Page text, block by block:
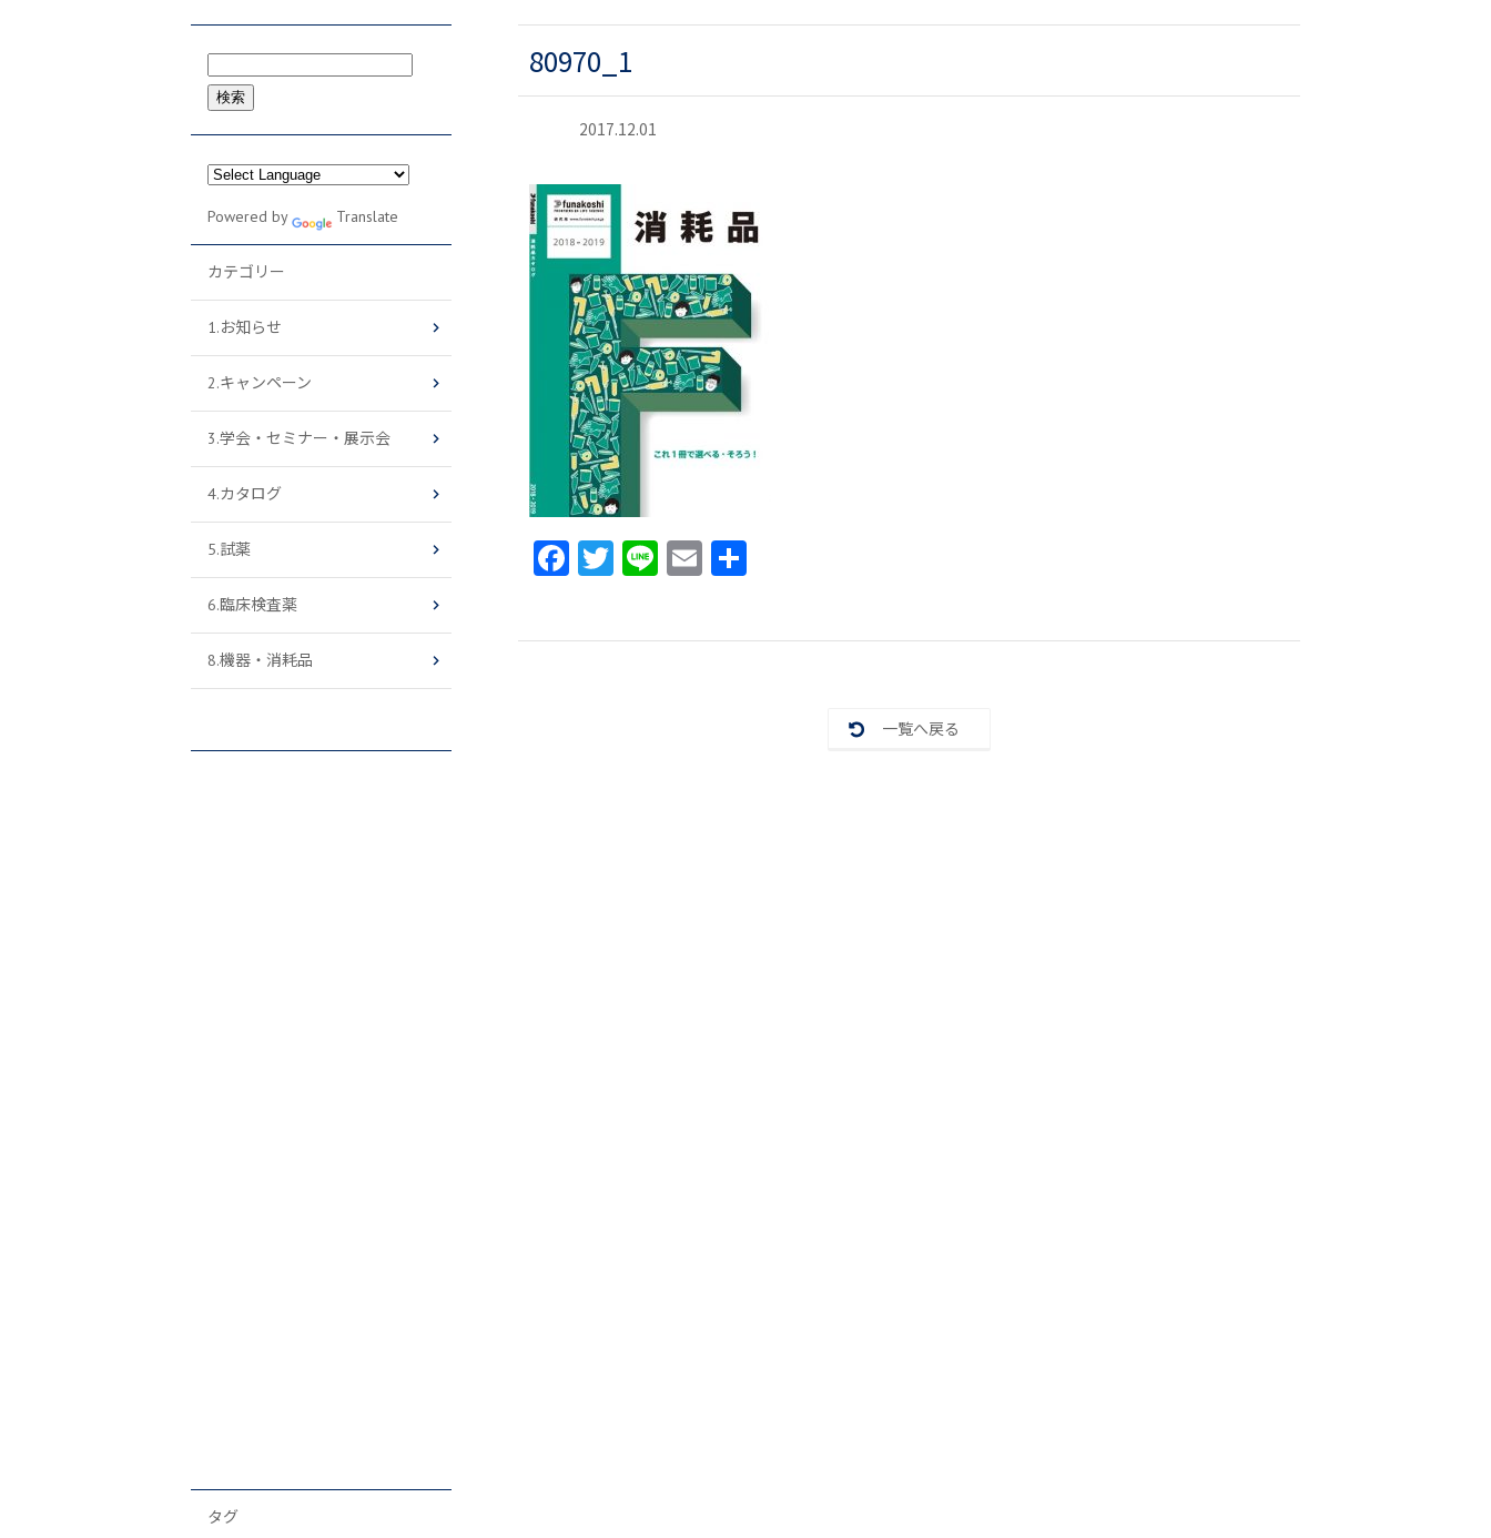
80970_1
2017.12.01
F
c
T
itt
Li
e
E
ai
一覧へ戻る
索:
Powered by Translate
カテゴリー
1.お知らせ
2.キャンペーン
3.学会・セミナー・展示会
4.カタログ
5.試薬
6.臨床検査薬
8.機器・消耗品
タグ